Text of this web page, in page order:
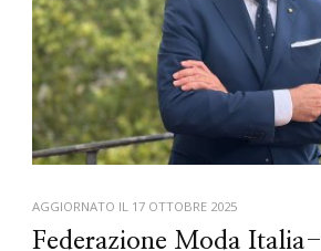
AGGIORNATO IL 17 OTTOBRE 2025
Federazione Moda Italia-